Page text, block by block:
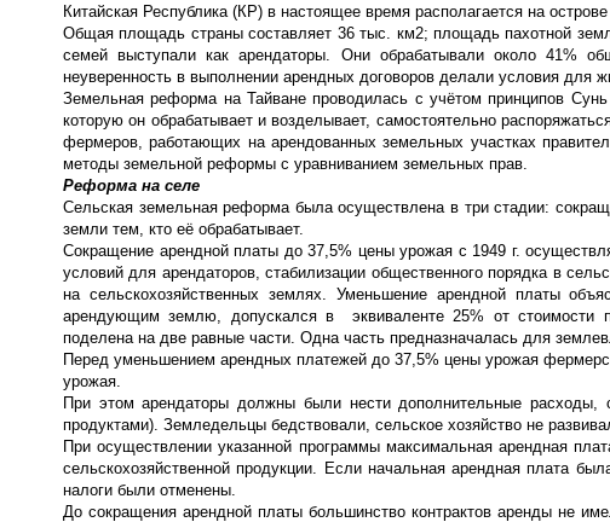
Китайская Республика (КР) в настоящее время располагается на
Общая площадь страны составляет 36 тыс. км2; площадь пахотной
семей выступали как арендаторы. Они обрабатывали около 41%
неуверенность в выполнении арендных договоров делали условия для
Земельная реформа на Тайване проводилась с учётом принципов
которую он обрабатывает и возделывает, самостоятельно
фермеров, работающих на арендованных земельных участках
методы земельной реформы с уравниванием земельных прав.
Реформа на селе
Сельская земельная реформа была осуществлена в три стадии:
земли тем, кто её обрабатывает.
Сокращение арендной платы до 37,5% цены урожая с 1949 г.
условий для арендаторов, стабилизации общественного порядка в
на сельскохозяйственных землях. Уменьшение арендной платы
арендующим землю, допускался в эквиваленте 25% от стоимости
поделена на две равные части. Одна часть предназначалась для
Перед уменьшением арендных платежей до 37,5% цены урожая
урожая.
При этом арендаторы должны были нести дополнительные расходы,
продуктами). Земледельцы бедствовали, сельское хозяйство не
При осуществлении указанной программы максимальная арендная
сельскохозяйственной продукции. Если начальная арендная плата
налоги были отменены.
До сокращения арендной платы большинство контрактов аренды не